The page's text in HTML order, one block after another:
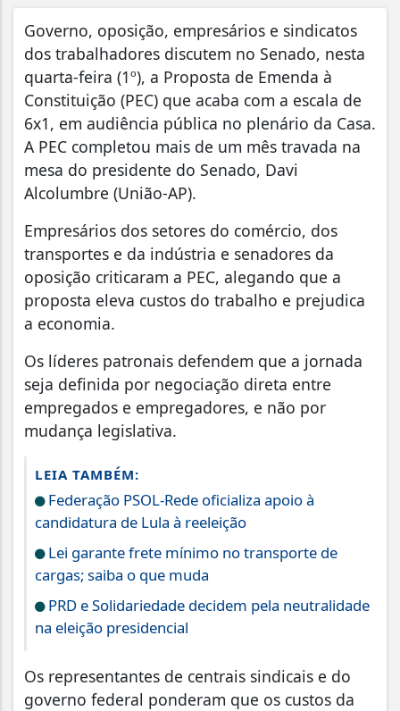
Governo, oposição, empresários e sindicatos
dos trabalhadores discutem no Senado, nesta
quarta-feira (1º), a Proposta de Emenda à
Constituição (PEC) que acaba com a escala de
6x1, em audiência pública no plenário da Casa.
A PEC completou mais de um mês travada na
mesa do presidente do Senado, Davi
Alcolumbre (União-AP).
Empresários dos setores do comércio, dos
transportes e da indústria e senadores da
oposição criticaram a PEC, alegando que a
proposta eleva custos do trabalho e prejudica
a economia.
Os líderes patronais defendem que a jornada
seja definida por negociação direta entre
empregados e empregadores, e não por
mudança legislativa.
LEIA TAMBÉM:
Federação PSOL-Rede oficializa apoio à
candidatura de Lula à reeleição
Lei garante frete mínimo no transporte de
cargas; saiba o que muda
PRD e Solidariedade decidem pela neutralidade
na eleição presidencial
Os representantes de centrais sindicais e do
governo federal ponderam que os custos da